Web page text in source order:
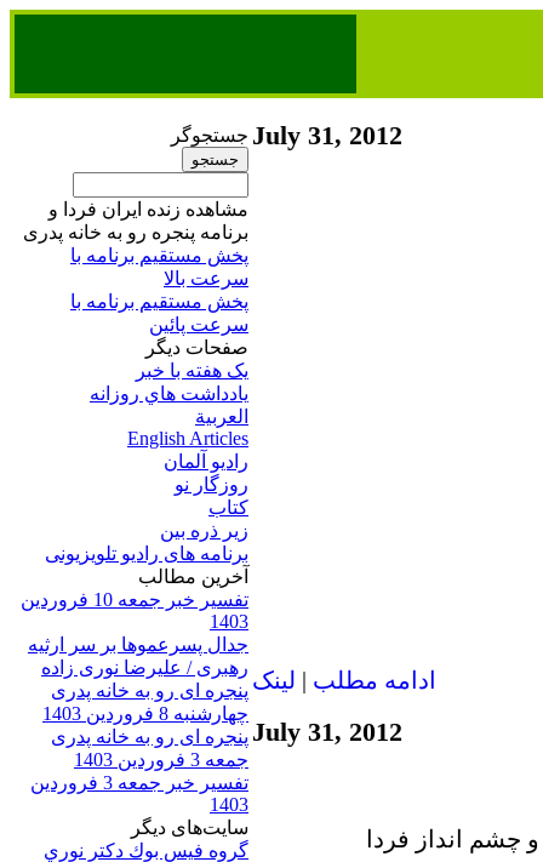
جستجوگر
مشاهده زنده ایران فردا و
برنامه پنجره رو به خانه پدری
پخش مستقیم برنامه‌ ​با
سرعت بالا
پخش مستقیم برنامه‌ ​با
سرعت پائین​
صفحات ديگر
يک هفته با خبر
يادداشت هاي روزانه
العربية
English Articles
راديو آلمان
روزگار نو
کتاب
زير ذره بين
برنامه های رادیو تلویزیونی
آخرين مطالب
تفسیر خبر جمعه 10 فروردین
1403
جدال پسرعموها بر سر ارثیه
رهبری / علیرضا نوری زاده
پنجره ای رو به خانه پدری
چهارشنبه 8 فروردین 1403
پنجره ای رو به خانه پدری
جمعه 3 فروردین 1403
تفسیر خبر جمعه 3 فروردین
1403
سایت‌های ديگر
گروه فيس بوك دكتر نوري
July 31, 2012
ادامه مطلب | لينک
July 31, 2012